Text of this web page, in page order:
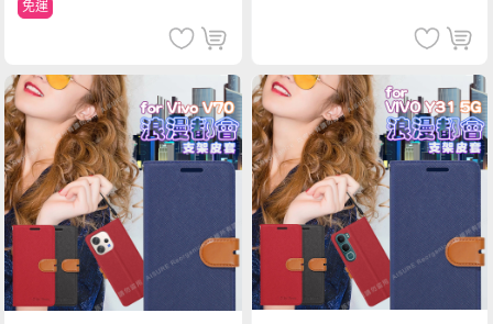
免運